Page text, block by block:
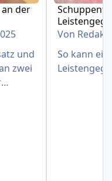
der
und
zwei
Von
So kann